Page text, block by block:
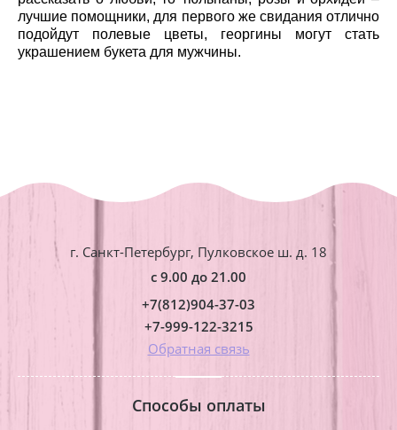
лучшие помощники, для первого же свидания отлично
подойдут полевые цветы, георгины могут стать
украшением букета для мужчины.
г. Санкт-Петербург, Пулковское ш. д. 18
с 9.00 до 21.00
+7(812)904-37-03
+7-999-122-3215
Обратная связь
Способы оплаты